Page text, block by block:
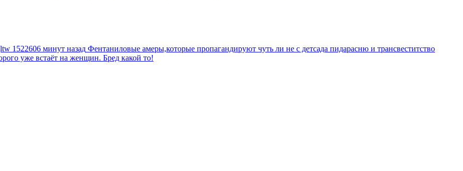
1522606 минут назад Фентаниловые амеры,которые пропагандируют чуть ли не с детсада пидарасню и трансвеститство
уже встаёт на женщин. Бред какой то!